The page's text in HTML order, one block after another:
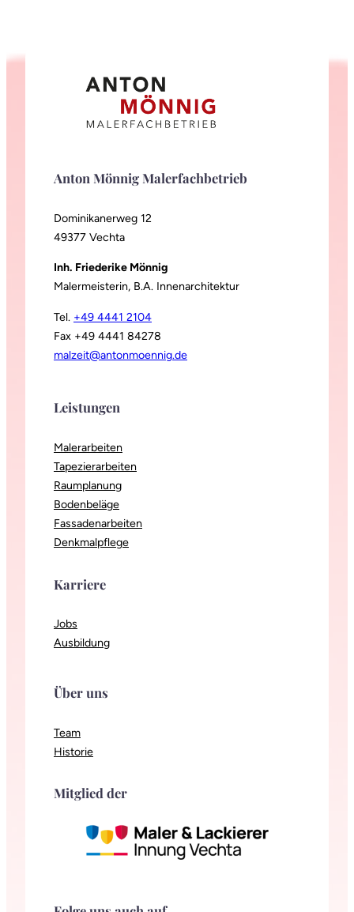
Anton Mönnig Malerfachbetrieb
Dominikanerweg 12
49377 Vechta
Inh. Friederike Mönnig
Malermeisterin, B.A. Innenarchitektur
Tel. +49 4441 2104
Fax +49 4441 84278
malzeit@antonmoennig.de
Leistungen
Malerarbeiten
Tapezierarbeiten
Raumplanung
Bodenbeläge
Fassadenarbeiten
Denkmalpflege
Karriere
Jobs
Ausbildung
Über uns
Team
Historie
Mitglied der